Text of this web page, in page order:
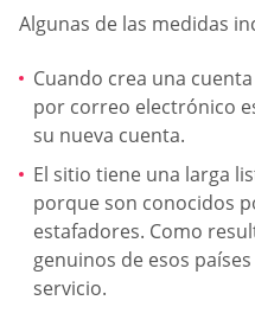
Algunas de las medidas
Cuando crea una
por correo electrónico
su nueva cuenta.
El sitio tiene una larga
porque son conocidos
estafadores. Como
genuinos de esos
servicio.